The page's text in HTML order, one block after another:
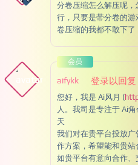
分卷压缩怎么解压呢
行，只要是带分卷的
卷压缩的我都不敢下了
会员
登录以回复
aifykk
您好，我是 Ai风月 (
人。我司是专注于 Ai
天
我们对在贵平台投放
作方案，希望能和贵站
如贵平台有意向合作